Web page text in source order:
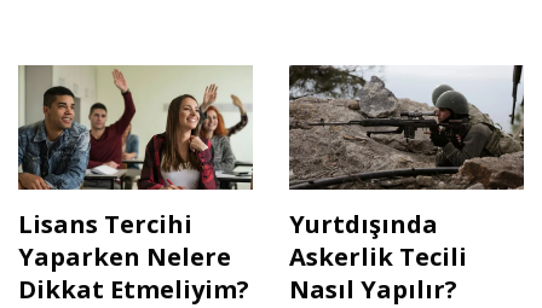
Lisans Tercihi
Yaparken Nelere
Dikkat Etmeliyim?
Yurtdışında
Askerlik Tecili
Nasıl Yapılır?